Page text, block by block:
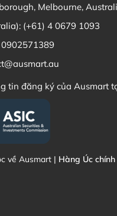
Melbourne,
(+61) 4 0679 1093
0902571389
tin đăng ký của Ausmart
về Ausmart | Hàng Úc